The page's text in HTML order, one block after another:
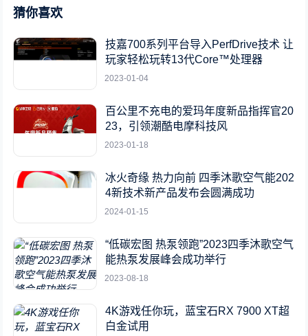
猜你喜欢
技嘉700系列平台导入PerfDrive技术 让
玩家轻松玩转13代Core™处理器
2023-01-04
百公里不充电的爱玛年度新品指挥官20
23，引领潮酷电摩科技风
2023-01-18
冰火奇缘 热力向前 四季沐歌空气能202
4新技术新产品发布会圆满成功
2024-01-15
“低碳宏图 热泵领跑”2023四季沐歌空气
能热泵发展峰会成功举行
2023-08-18
4K游戏任你玩，蓝宝石RX 7900 XT超
白金试用